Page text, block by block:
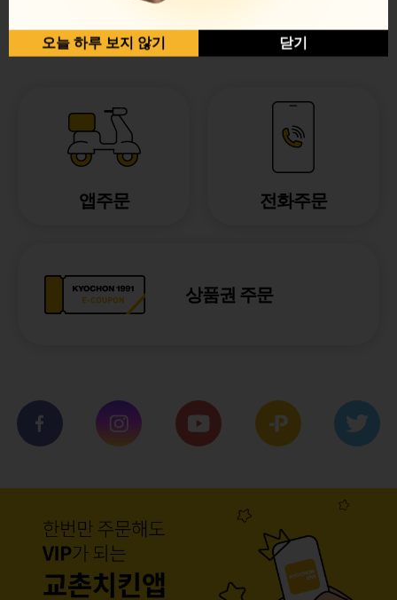
앱주문 전화주문
상품권 주문
오늘 하루 보지 않기 닫기